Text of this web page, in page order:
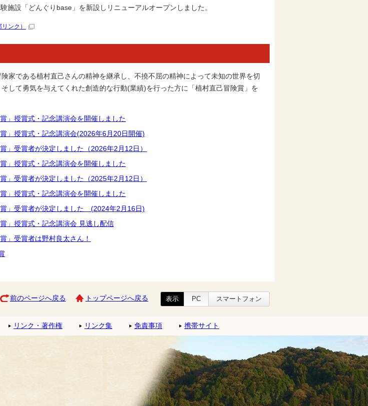
施設「どんぐりbase」を新設しリニューアルオープンしました。
リンク）
家である植村直己さんの精神を継承し、不撓不屈の精神によって未知の世界を切
して勇気を与えてくれた創造的な行動(業績)を行った方に「植村直己冒険賞」を
」授賞式・記念講演会を開催しました
」授賞式・記念講演会(2026年6月20日開催)
」受賞者が決定しました（2026年2月12日）
」授賞式・記念講演会を開催しました
」受賞者が決定しました（2025年2月12日）
」授賞式・記念講演会を開催しました
」受賞者が決定しました (2024年2月16日)
」授賞式・記念講演会 見逃し配信
」受賞者は野村良太さん！
前のページへ戻る トップページへ戻る 表示 PC スマートフォン
リンク・著作権 リンク集 免責事項 携帯サイト